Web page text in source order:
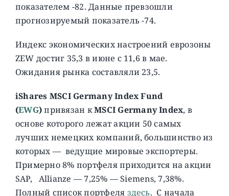
показателем -82. Данные превзошли
прогнозируемый показатель -74.
Индекс экономических настроений еврозоны
ZEW достиг 35,3 в июне с 11,6 в мае.
Ожидания рынка составляли 23,5.
iShares MSCI Germany Index Fund
(EWG)привязан кMSCI Germany Index, в
основе которого лежат акции 50 самых
лучших немецких компаний, большинство из
которых — ведущие мировые экспортеры.
Примерно 8% портфеля приходится на акции
SAP, Allianze — 7,25% — Siemens, 7,38%.
Полный список портфеля здесь. C начала